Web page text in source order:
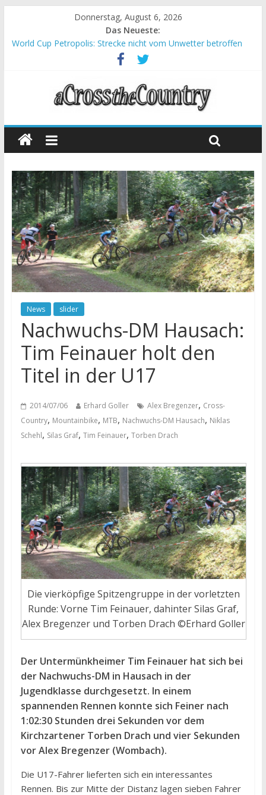
Donnerstag, August 6, 2026
Das Neueste:
World Cup Petropolis: Strecke nicht vom Unwetter betroffen
Krumbach und Obergessertshausen: Mountainbike-Bundesliga
Supercup Massi Banyoles: Siege für Carod und Richards
Halbzeit beim Andalucia Bike Race: Weltmeister Seewald führt
Chelva: Schweizer Doppelsieg beim ersten XCO-Rennen der
News slider
Nachwuchs-DM Hausach:
Tim Feinauer holt den
Titel in der U17
2014/07/06 Erhard Goller Alex Bregenzer, Cross-
Country, Mountainbike, MTB, Nachwuchs-DM Hausach, Niklas
Schehl, Silas Graf, Tim Feinauer, Torben Drach
Die vierköpfige Spitzengruppe in der vorletzten
Runde: Vorne Tim Feinauer, dahinter Silas Graf,
Alex Bregenzer und Torben Drach ©Erhard Goller
Der Untermünkheimer Tim Feinauer hat sich bei
der Nachwuchs-DM in Hausach in der
Jugendklasse durchgesetzt. In einem
spannenden Rennen konnte sich Feiner nach
1:02:30 Stunden drei Sekunden vor dem
Kirchzartener Torben Drach und vier Sekunden
vor Alex Bregenzer (Wombach).
Die U17-Fahrer lieferten sich ein interessantes
Rennen. Bis zur Mitte der Distanz lagen sieben Fahrer